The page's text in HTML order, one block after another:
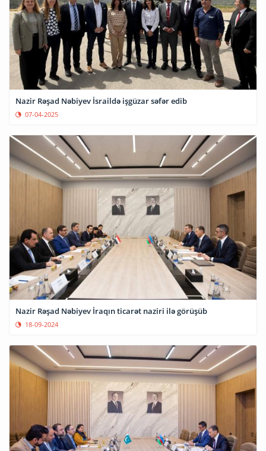
Nazir Rəşad Nəbiyev İsraildə işgüzar səfər edib
07-04-2025
Nazir Rəşad Nəbiyev İraqın ticarət naziri ilə görüşüb
18-09-2024